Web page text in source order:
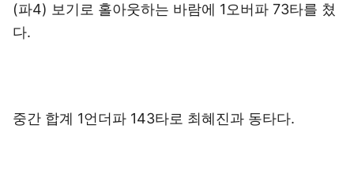
(파4) 보기로 홀아웃하는 바람에 1오버파 73타를 쳤
다.
중간 합계 1언더파 143타로 최혜진과 동타다.